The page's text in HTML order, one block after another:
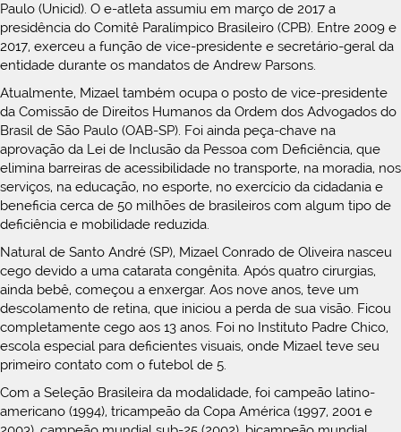
Paulo (Unicid). O e-atleta assumiu em março de 2017 a
presidência do Comitê Paralímpico Brasileiro (CPB). Entre 2009 e
2017, exerceu a função de vice-presidente e secretário-geral da
entidade durante os mandatos de Andrew Parsons.
Atualmente, Mizael também ocupa o posto de vice-presidente
da Comissão de Direitos Humanos da Ordem dos Advogados do
Brasil de São Paulo (OAB-SP). Foi ainda peça-chave na
aprovação da Lei de Inclusão da Pessoa com Deficiência, que
elimina barreiras de acessibilidade no transporte, na moradia, nos
serviços, na educação, no esporte, no exercício da cidadania e
beneficia cerca de 50 milhões de brasileiros com algum tipo de
deficiência e mobilidade reduzida.
Natural de Santo André (SP), Mizael Conrado de Oliveira nasceu
cego devido a uma catarata congênita. Após quatro cirurgias,
ainda bebê, começou a enxergar. Aos nove anos, teve um
descolamento de retina, que iniciou a perda de sua visão. Ficou
completamente cego aos 13 anos. Foi no Instituto Padre Chico,
escola especial para deficientes visuais, onde Mizael teve seu
primeiro contato com o futebol de 5.
Com a Seleção Brasileira da modalidade, foi campeão latino-
americano (1994), tricampeão da Copa América (1997, 2001 e